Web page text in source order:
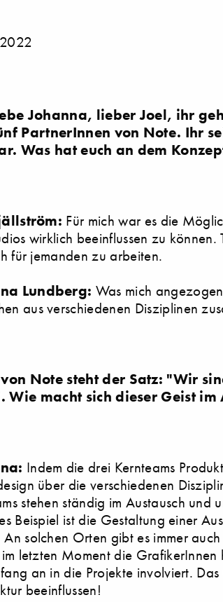
Johanna, lieber Joel, ihr
PartnerInnen von Note. Ihr
Was hat euch an dem
Für mich war es die
wirklich beeinflussen zu
für jemanden zu arbeiten.
Lundberg: Was mich
aus verschiedenen Disziplinen
Note steht der Satz: "Wir
Wie macht sich dieser Geist
Indem die drei Kernteams
über die verschiedenen
stehen ständig im Austausch und
Beispiel ist die Gestaltung einer
An solchen Orten gibt es immer
letzten Moment die
an in die Projekte involviert.
beeinflussen!